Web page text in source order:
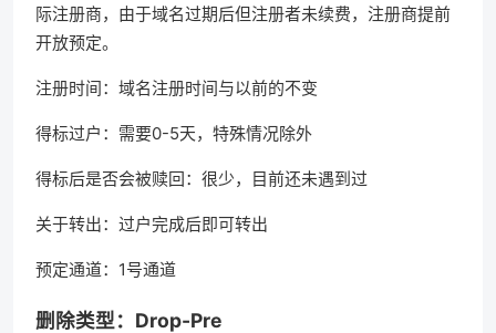
际注册商，由于域名过期后但注册者未续费，注册商提前
开放预定。
注册时间：域名注册时间与以前的不变
得标过户：需要0-5天，特殊情况除外
得标后是否会被赎回：很少，目前还未遇到过
关于转出：过户完成后即可转出
预定通道：1号通道
删除类型：Drop-Pre